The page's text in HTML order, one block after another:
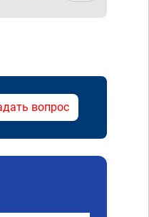
вопрос